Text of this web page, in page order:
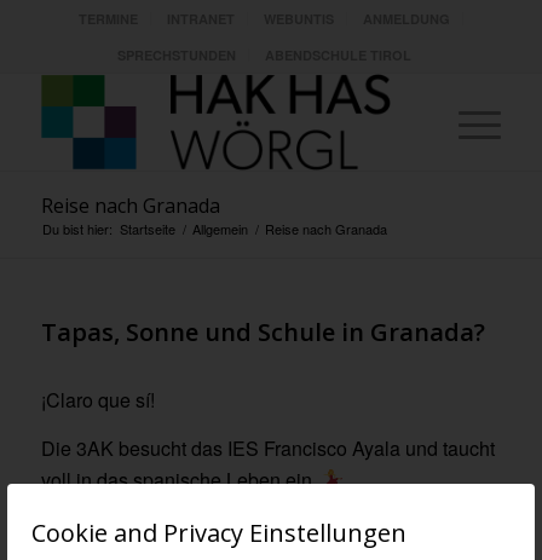
Cookie and Privacy Einstellungen
Reise nach Granada
Du bist hier: Startseite / Allgemein / Reise nach Granada
Tapas, Sonne und Schule in Granada?
¡Claro que sí!
Die 3AK besucht das IES Francisco Ayala und taucht
voll in das spanische Leben ein.